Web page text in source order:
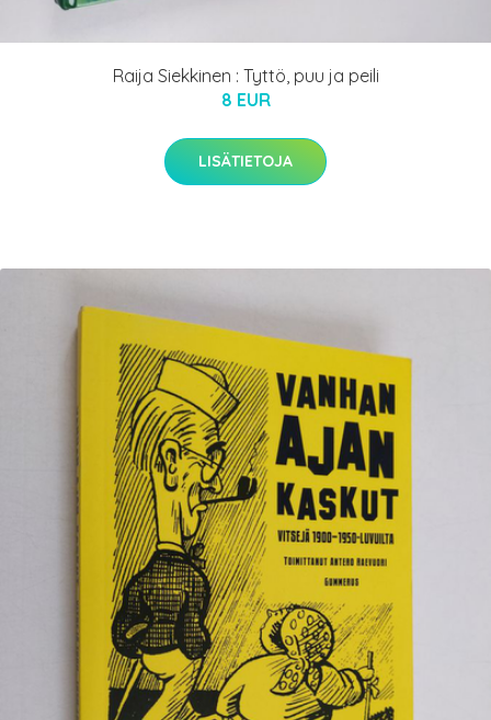
Raija Siekkinen : Tyttö, puu ja peili
8 EUR
LISÄTIETOJA